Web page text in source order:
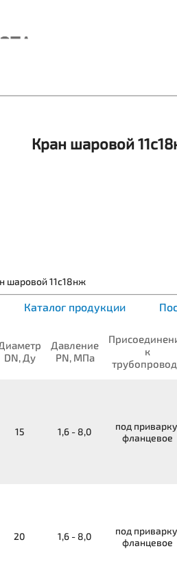
Кран шаровой
шаровой 11с18нж
Каталог продукции
DN, Ду
Давление
PN, МПа
к
15 1,6 - 8,0
под
фланцевое
20 1,6 - 8,0
под
фланцевое